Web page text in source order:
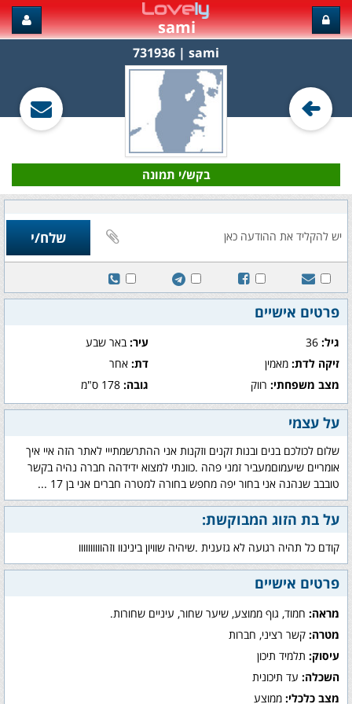
sami
sami‏ | 731936
בקש/י תמונה
פרטים אישיים
גיל: עיר:באר שבע
זיקה לדת: מאמין דת:אחר
מצב משפחתי: רווק גובה:178 ס"מ
על עצמי
שלום לכולכם בנים ובנות זקנים וזקנות אני ההתרשמתייי לאתר הזה איי איך
אומריים שיעמוםמעביר זמני פהה .כוונתי למצוא ידידהה חברה נהיה בקשר
טובבב שנהנה אני בחור יפה מחפש בחורה למטרה חברים אני בן 17 ...
על בת הזוג המבוקשת:
קודם כל תהיה רגועה לא גזענית .שיהיה שוויון בינינוו וזהוווווווווו
פרטים אישיים
מראה: חמוד, גוף ממוצע, שיער שחור, עיניים שחורות.
מטרה: קשר רציני, חברות
עיסוק: תלמיד תיכון
השכלה: עד תיכונית
מצב כלכלי: ממוצע